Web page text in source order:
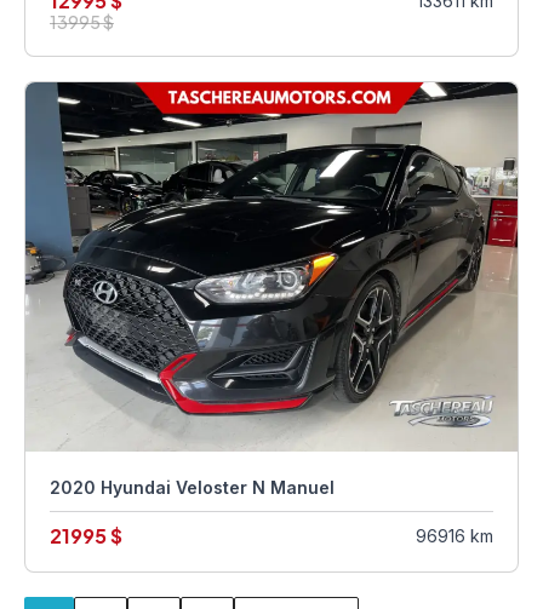
13995 $
2020 Hyundai Veloster N Manuel
21995 $ 96916 km